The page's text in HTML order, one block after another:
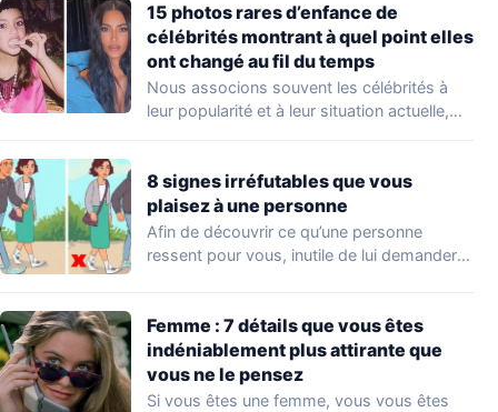
15 photos rares d’enfance de
célébrités montrant à quel point elles
ont changé au fil du temps
Nous associons souvent les célébrités à
leur popularité et à leur situation actuelle,
8 signes irréfutables que vous
plaisez à une personne
Afin de découvrir ce qu’une personne
ressent pour vous, inutile de lui demander
Femme : 7 détails que vous êtes
indéniablement plus attirante que
vous ne le pensez
Si vous êtes une femme, vous vous êtes